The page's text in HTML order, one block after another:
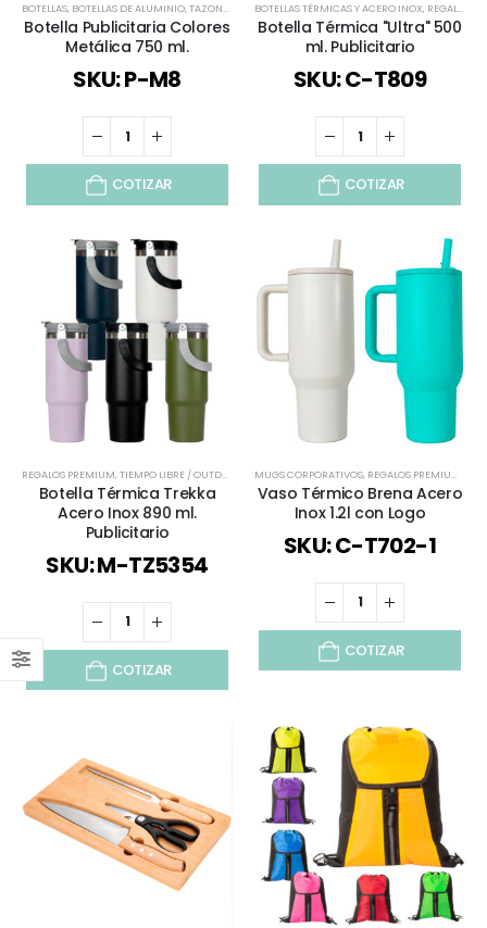
BOTELLAS, BOTELLAS DE ALUMINIO,TAZONES TIEMPO LIBRE / OUTDOOR,TODOS,VERANO
Botella Publicitaria Colores
Metálica 750 ml.
SKU: P-M8
COTIZAR
BOTELLAS TÉRMICAS Y ACERO INOX, REGALOS PREMIUM
Botella Térmica "Ultra" 500
ml. Publicitario
SKU: C-T809
COTIZAR
REGALOS PREMIUM,TIEMPO LIBRE / OUTDOOR TODOS,VERANO,VIAJES Y VACACIONES
Botella Térmica Trekka
Acero Inox 890 ml.
Publicitario
SKU: M-TZ5354
COTIZAR
MUGS CORPORATIVOS, REGALOS PREMIUM
Vaso Térmico Brena Acero
Inox 1.2l con Logo
SKU: C-T702-1
COTIZAR